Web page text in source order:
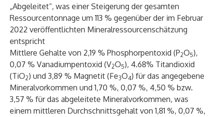
„Abgeleitet“, was einer Steigerung der gesamten
Ressourcentonnage um 113 % gegenüber der im Februar
2022 veröffentlichten Mineralressourcenschätzung
entspricht
Mittlere Gehalte von 2,19 % Phosphorpentoxid (P2O5),
0,07 % Vanadiumpentoxid (V2O5), 4.68% Titandioxid
(TiO2) und 3,89 % Magnetit (Fe3O4) für das angegebene
Mineralvorkommen und 1,70 %, 0,07 %, 4,50 % bzw.
3,57 % für das abgeleitete Mineralvorkommen, was
einem mittleren Durchschnittsgehalt von 1,81 %, 0,07 %,